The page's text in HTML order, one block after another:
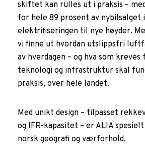
skiftet kan rulles ut i praksis –
for hele 89 prosent av nybilsalget
elektrifiseringen til nye høyder.
vi finne ut hvordan utslippsfri
av hverdagen – og hva som kreves
teknologi og infrastruktur skal
praksis, over hele landet.
Med unikt design – tilpasset
og IFR-kapasitet – er ALIA
norsk geografi og værforhold.